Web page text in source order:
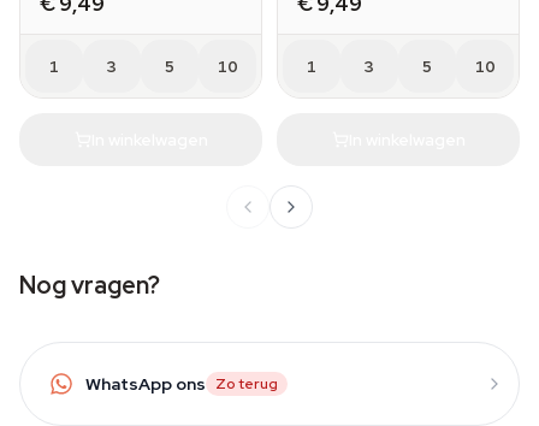
1 3 5 10 1 3 5 10
Nog vragen?
WhatsApp ons Zo terug